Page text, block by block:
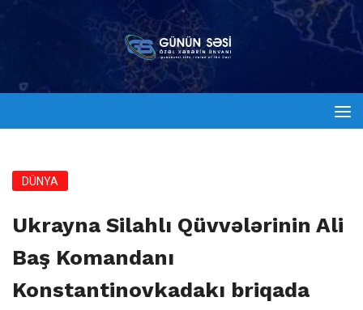
DÜNYA
Ukrayna Silahlı Qüvvələrinin Ali
Baş Komandanı
Konstantinovkadakı briqada